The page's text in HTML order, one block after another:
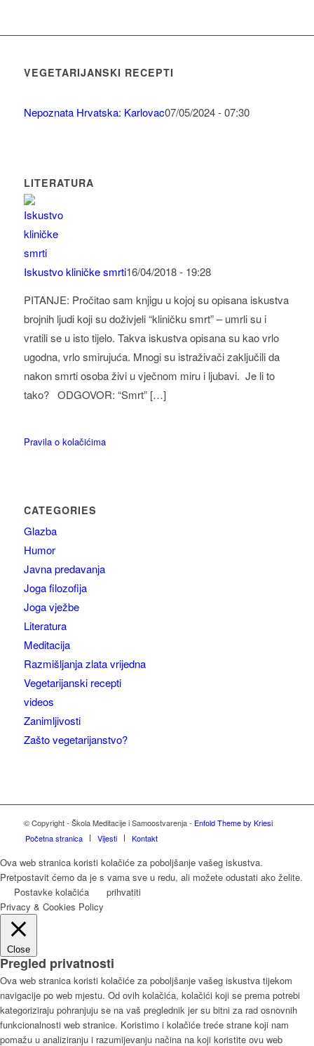
VEGETARIJANSKI RECEPTI
Nepoznata Hrvatska: Karlovac07/05/2024 - 07:30
LITERATURA
Iskustvo kliničke smrti16/04/2018 - 19:28
PITANJE: Pročitao sam knjigu u kojoj su opisana iskustva
brojnih ljudi koji su doživjeli “kliničku smrt” – umrli su i
vratili se u isto tijelo. Takva iskustva opisana su kao vrlo
ugodna, vrlo smirujuća. Mnogi su istraživači zaključili da
nakon smrti osoba živi u vječnom miru i ljubavi. Je li to
tako? ODGOVOR: “Smrt” […]
Pravila o kolačićima
CATEGORIES
Glazba
Humor
Javna predavanja
Joga filozofija
Joga vježbe
Literatura
Meditacija
Razmišljanja zlata vrijedna
Vegetarijanski recepti
videos
Zanimljivosti
Zašto vegetarijanstvo?
© Copyright - Škola Meditacije i Samoostvarenja - Enfold Theme by Kriesi
Početna stranica
Vijesti Kontakt
Ova web stranica koristi kolačiće za poboljšanje vašeg iskustva.
Pretpostavit ćemo da je s vama sve u redu, ali možete odustati ako želite.
Postavke kolačića
prihvatiti
Privacy & Cookies Policy
Close
Pregled privatnosti
Ova web stranica koristi kolačiće za poboljšanje vašeg iskustva tijekom
navigacije po web mjestu. Od ovih kolačića, kolačići koji se prema potrebi
kategoriziraju pohranjuju se na vaš preglednik jer su bitni za rad osnovnih
funkcionalnosti web stranice. Koristimo i kolačiće treće strane koji nam
pomažu u analiziranju i razumijevanju načina na koji koristite ovu web